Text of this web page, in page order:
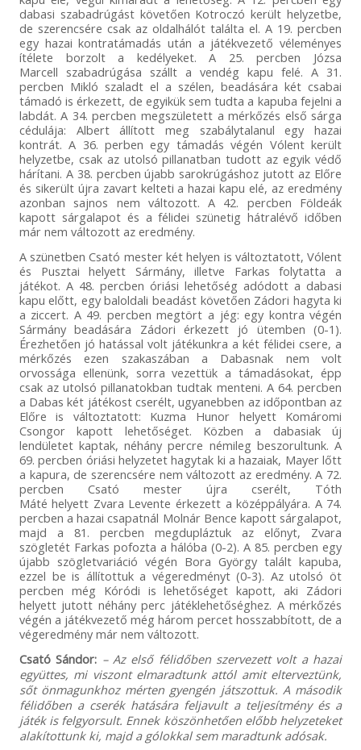
dabasi szabadrúgást követően Kotroczó került helyzetbe,
de szerencsére csak az oldalhálót találta el. A 19. percben
egy hazai kontratámadás után a játékvezető véleményes
ítélete borzolt a kedélyeket. A 25. percben Józsa
Marcell szabadrúgása szállt a vendég kapu felé. A 31.
percben Mikló szaladt el a szélen, beadására két csabai
támadó is érkezett, de egyikük sem tudta a kapuba fejelni a
labdát. A 34. percben megszületett a mérkőzés első sárga
cédulája: Albert állított meg szabálytalanul egy hazai
kontrát. A 36. perben egy támadás végén Vólent került
helyzetbe, csak az utolsó pillanatban tudott az egyik védő
hárítani. A 38. percben újabb sarokrúgáshoz jutott az Előre
és sikerült újra zavart kelteti a hazai kapu elé, az eredmény
azonban sajnos nem változott. A 42. percben Földeák
kapott sárgalapot és a félidei szünetig hátralévő időben
már nem változott az eredmény.
A szünetben Csató mester két helyen is változtatott, Vólent
és Pusztai helyett Sármány, illetve Farkas folytatta a
játékot. A 48. percben óriási lehetőség adódott a dabasi
kapu előtt, egy baloldali beadást követően Zádori hagyta ki
a ziccert. A 49. percben megtört a jég: egy kontra végén
Sármány beadására Zádori érkezett jó ütemben (0-1).
Érezhetően jó hatással volt játékunkra a két félidei csere, a
mérkőzés ezen szakaszában a Dabasnak nem volt
orvossága ellenünk, sorra vezettük a támadásokat, épp
csak az utolsó pillanatokban tudtak menteni. A 64. percben
a Dabas két játékost cserélt, ugyanebben az időpontban az
Előre is változtatott: Kuzma Hunor helyett Komáromi
Csongor kapott lehetőséget. Közben a dabasiak új
lendületet kaptak, néhány percre némileg beszorultunk. A
69. percben óriási helyzetet hagytak ki a hazaiak, Mayer lőtt
a kapura, de szerencsére nem változott az eredmény. A 72.
percben Csató mester újra cserélt, Tóth
Máté helyett Zvara Levente érkezett a középpályára. A 74.
percben a hazai csapatnál Molnár Bence kapott sárgalapot,
majd a 81. percben megdupláztuk az előnyt, Zvara
szögletét Farkas pofozta a hálóba (0-2). A 85. percben egy
újabb szögletvariáció végén Bora György talált kapuba,
ezzel be is állítottuk a végeredményt (0-3). Az utolsó öt
percben még Kóródi is lehetőséget kapott, aki Zádori
helyett jutott néhány perc játéklehetőséghez. A mérkőzés
végén a játékvezető még három percet hosszabbított, de a
végeredmény már nem változott.
Csató Sándor: – Az első félidőben szervezett volt a hazai
együttes, mi viszont elmaradtunk attól amit elterveztünk,
sőt önmagunkhoz mérten gyengén játszottuk. A második
félidőben a cserék hatására feljavult a teljesítmény és a
játék is felgyorsult. Ennek köszönhetően előbb helyzeteket
alakítottunk ki, majd a gólokkal sem maradtunk adósak.